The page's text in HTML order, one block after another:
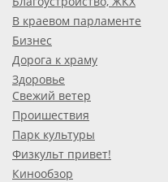
В краевом парламенте
Бизнес
Дорога к храму
Здоровье
Свежий ветер
Проишествия
Парк культуры
Физкульт привет!
Кинообзор